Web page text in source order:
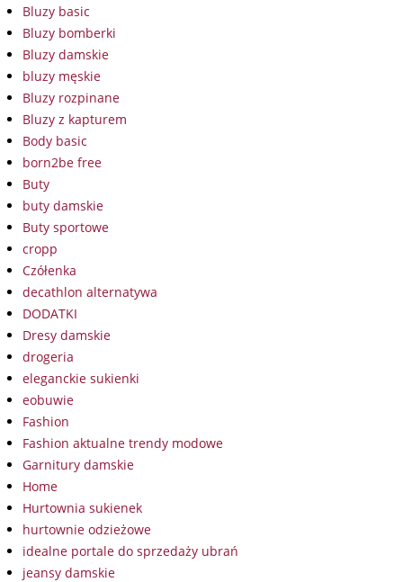
Bluzy basic
Bluzy bomberki
Bluzy damskie
bluzy męskie
Bluzy rozpinane
Bluzy z kapturem
Body basic
born2be free
Buty
buty damskie
Buty sportowe
cropp
Czółenka
decathlon alternatywa
DODATKI
Dresy damskie
drogeria
eleganckie sukienki
eobuwie
Fashion
Fashion aktualne trendy modowe
Garnitury damskie
Home
Hurtownia sukienek
hurtownie odzieżowe
idealne portale do sprzedaży ubrań
jeansy damskie